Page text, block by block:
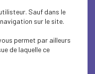
Sauf dans le
sur le site.
permet par ailleurs
de laquelle ce